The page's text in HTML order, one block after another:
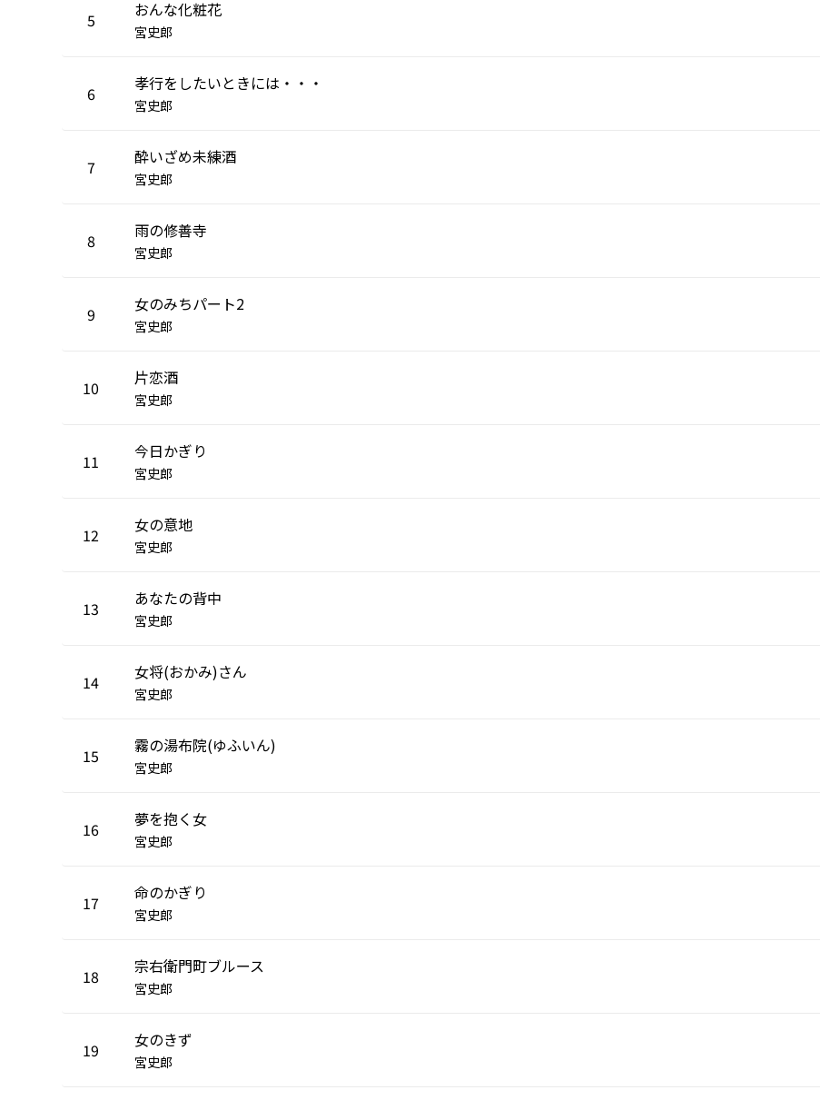
5 おんな化粧花
宮史郎
6 孝行をしたいときには・・・
宮史郎
7 酔いざめ未練酒
宮史郎
8 雨の修善寺
宮史郎
9 女のみちパート2
宮史郎
10 片恋酒
宮史郎
11 今日かぎり
宮史郎
12 女の意地
宮史郎
13 あなたの背中
宮史郎
14 女将(おかみ)さん
宮史郎
15 霧の湯布院(ゆふいん)
宮史郎
16 夢を抱く女
宮史郎
17 命のかぎり
宮史郎
18 宗右衛門町ブルース
宮史郎
19 女のきず
宮史郎